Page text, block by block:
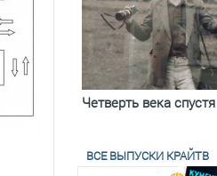
18.12.2025
Четверть века спустя
ВСЕ ВЫПУСКИ КРАЙТВ